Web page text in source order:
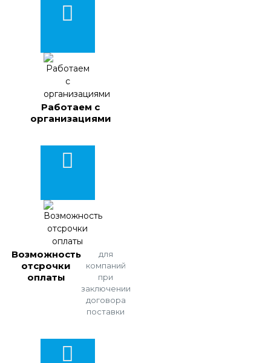
Работаем с
организациями
Возможность
отсрочки
оплаты
для
компаний
при
заключении
договора
поставки